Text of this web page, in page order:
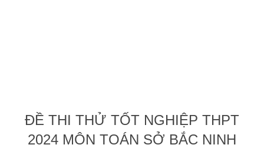
ĐỀ THI THỬ TỐT NGHIỆP THPT
2024 MÔN TOÁN SỞ BẮC NINH